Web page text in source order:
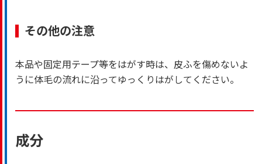
その他の注意
本品や固定用テープ等をはがす時は、皮ふを傷めないよ
うに体毛の流れに沿ってゆっくりはがしてください。
成分